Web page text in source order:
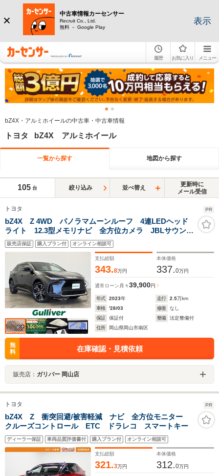
中古車情報カーセンサー
Recruit Co., Ltd.
無料 － Google Play
表示
履歴 お気に入り メニュー
bZ4X・アルミホイールの中古車・中古車情報
トヨタ bZ4X アルミホイール
一覧から探す 地図から探す
105 台 絞り込み 並べ替え
更新時に
メール受信
トヨタ PR
bZ4X Z 4WD パノラマムーンルーフ 4連LEDヘッド
ライト 12.3型メモリナビ 全方位カメラ JBLサウン
ド 地デジTV ETC2.0 パワーバックドア LEDヘッド
ライト 充電ケーブル有 デジタルインナーミラー 黒
販売店保証 購入プラン付 オンライン相談可
支払総額
343.8万円
本体価格
337.0万円
通常ローン 月々39,900円
年式 2023年 走行 2.5万km
車検
'28/03 修復
なし
保証
保証付 整備
法定整備付
住所
岡山県岡山市南区
無
料
在庫確認・見積依頼
販売店： ガリバー 岡山店
トヨタ PR
bZ4X Z 衝突回避/被害軽減 ナビ 全方位モニター
クルーズコントロール ETC ドラレコ スマートキー
ディーラー保証 車両品質評価書付 購入プラン付 オンライン相談可
支払総額
321.3万円
本体価格
312.0万円